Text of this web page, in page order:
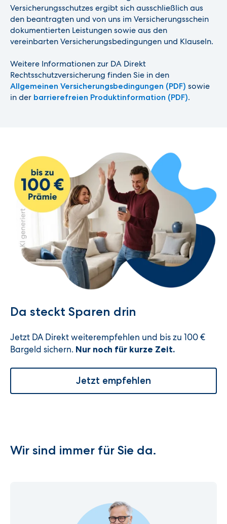
Versicherungsschutzes ergibt sich ausschließlich aus
den beantragten und von uns im Versicherungsschein
dokumentierten Leistungen sowie aus den
vereinbarten Versicherungsbedingungen und Klauseln.
Weitere Informationen zur DA Direkt
Rechtsschutzversicherung finden Sie in den
Allgemeinen Versicherungsbedingungen (PDF) sowie
in der barrierefreien Produktinformation (PDF).
Da steckt Sparen drin
Jetzt DA Direkt weiterempfehlen und bis zu 100 €
Bargeld sichern. Nur noch für kurze Zeit.
Jetzt empfehlen
Wir sind immer für Sie da.